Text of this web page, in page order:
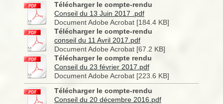
Télécharger le compte-rendu
Conseil du 13 Juin 2017 .pdf
Document Adobe Acrobat [184.4 KB]
Télécharger le compte-rendu
conseil du 11 Avril 2017.pdf
Document Adobe Acrobat [67.2 KB]
Télécharger le compte rendu
Conseil du 23 février 2017.pdf
Document Adobe Acrobat [223.6 KB]
Télécharger le compte-rendu
Conseil du 20 décembre 2016.pdf